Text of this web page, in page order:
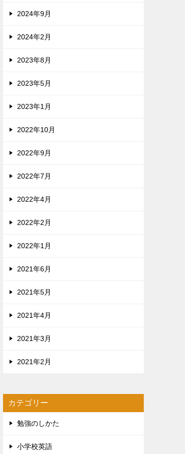
2024年9月
2024年2月
2023年8月
2023年5月
2023年1月
2022年10月
2022年9月
2022年7月
2022年4月
2022年2月
2022年1月
2021年6月
2021年5月
2021年4月
2021年3月
2021年2月
カテゴリー
勉強のしかた
小学校英語